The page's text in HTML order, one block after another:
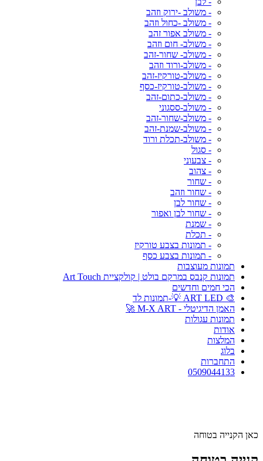
- משולב -ירוק וזהב
- משולב -כחול וזהב
- משולב אפור זהב
- משולב- חום וזהב
- משולב- שחור-זהב
- משולב-ורוד וזהב
- משולב-טורקיז-זהב
- משולב-טורקיז-כסף
- משולב-כתום-זהב
- משולב-ססגוני
- משולב-שחור-זהב
- משולב-שמנת-זהב
- משולב-תכלת ורוד
- סגול
- צבעוני
- צהוב
- שחור
- שחור וזהב
- שחור לבן
- שחור לבן ואפור
- שמנת
- תכלת
- תמונות בצבע טורקיז
- תמונות בצבע כסף
תמונות מעוצבות
תמונות קנבס במרקם בולט | קולקציית Art Touch
הכי חמים וחדשים
🎨 ART LED 💡-תמונות לד
האמן הדיגיטלי - M-X ART 🚀
תמונות עגולות
אודות
המלצות
בלוג
התחברות
0509044133
כאן הקנייה בטוחה